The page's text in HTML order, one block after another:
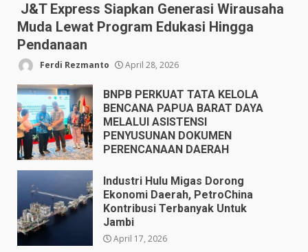
J&T Express Siapkan Generasi Wirausaha
Muda Lewat Program Edukasi Hingga
Pendanaan
Ferdi Rezmanto April 28, 2026
BNPB PERKUAT TATA KELOLA
BENCANA PAPUA BARAT DAYA
MELALUI ASISTENSI
PENYUSUNAN DOKUMEN
PERENCANAAN DAERAH
Industri Hulu Migas Dorong
Ekonomi Daerah, PetroChina
Kontribusi Terbanyak Untuk
Jambi
April 17, 2026